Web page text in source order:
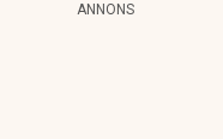
ANNONS